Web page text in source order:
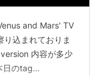
and Mars' TV
込まれておりま
内容が多少
日のtag…